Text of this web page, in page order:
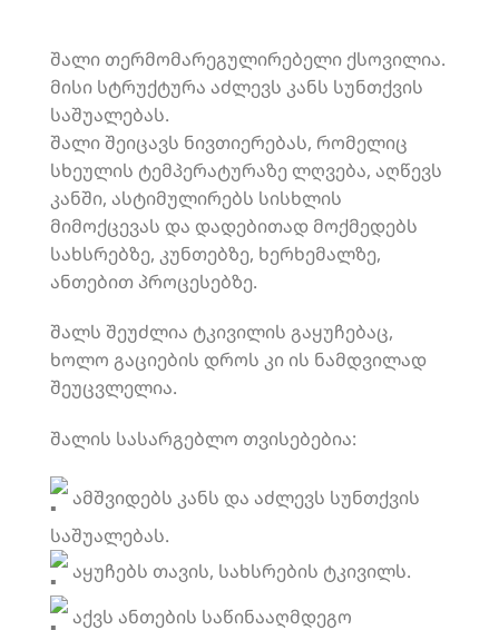
შალი თერმომარეგულირებელი ქსოვილია.
მისი სტრუქტურა აძლევს კანს სუნთქვის
საშუალებას.
შალი შეიცავს ნივთიერებას, რომელიც
სხეულის ტემპერატურაზე ლღვება, აღწევს
კანში, ასტიმულირებს სისხლის
მიმოქცევას და დადებითად მოქმედებს
სახსრებზე, კუნთებზე, ხერხემალზე,
ანთებით პროცესებზე.
შალს შეუძლია ტკივილის გაყუჩებაც,
ხოლო გაციების დროს კი ის ნამდვილად
შეუცვლელია.
შალის სასარგებლო თვისებებია:
ამშვიდებს კანს და აძლევს სუნთქვის
საშუალებას.
აყუჩებს თავის, სახსრების ტკივილს.
აქვს ანთების საწინააღმდეგო